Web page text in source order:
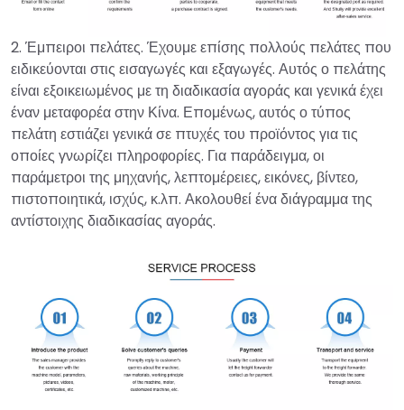
2. Έμπειροι πελάτες. Έχουμε επίσης πολλούς πελάτες που
ειδικεύονται στις εισαγωγές και εξαγωγές. Αυτός ο πελάτης
είναι εξοικειωμένος με τη διαδικασία αγοράς και γενικά έχει
έναν μεταφορέα στην Κίνα. Επομένως, αυτός ο τύπος
πελάτη εστιάζει γενικά σε πτυχές του προϊόντος για τις
οποίες γνωρίζει πληροφορίες. Για παράδειγμα, οι
παράμετροι της μηχανής, λεπτομέρειες, εικόνες, βίντεο,
πιστοποιητικά, ισχύς, κ.λπ. Ακολουθεί ένα διάγραμμα της
αντίστοιχης διαδικασίας αγοράς.